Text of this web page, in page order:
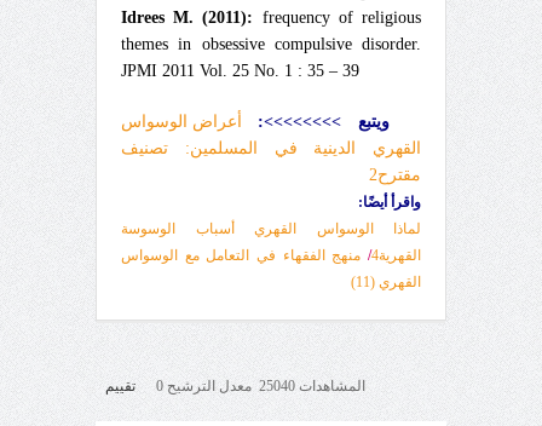
Idrees M. (2011): frequency of religious
themes in obsessive compulsive disorder.
JPMI 2011 Vol. 25 No. 1 : 35 – 39
ويتبع >>>>>>>>:
أعراض الوسواس
القهري الدينية في المسلمين: تصنيف
مقترح2
واقرأ أيضًا:
لماذا الوسواس القهري أسباب الوسوسة
القهرية4 / منهج الفقهاء في التعامل مع الوسواس
القهري (11)
المشاهدات 25040 معدل الترشيح 0 تقييم